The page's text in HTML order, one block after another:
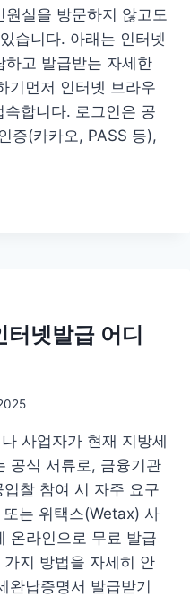
실을 방문하지 않고도
습니다. 아래는 인터넷
하고 발급받는 자세한
기먼저 인터넷 브라우
합니다. 로그인은 공
증(카카오, PASS 등),
넷발급 어디
사업자가 현재 지방세
공식 서류로, 금융기관
찰 참여 시 자주 요구
는 위택스(Wetax) 사
온라인으로 무료 발급
지 방법을 자세히 안
완납증명서 발급받기